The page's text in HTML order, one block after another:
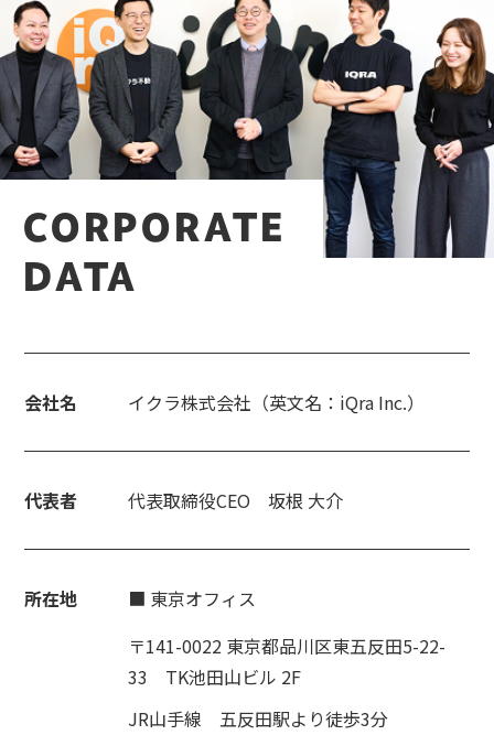
CORPORATE
DATA
会社名 イクラ株式会社（英文名：iQra Inc.）
代表者 代表取締役CEO 坂根 大介
所在地
■ 東京オフィス
〒141-0022 東京都品川区東五反田5-22-
33 TK池田山ビル 2F
JR山手線 五反田駅より徒歩3分